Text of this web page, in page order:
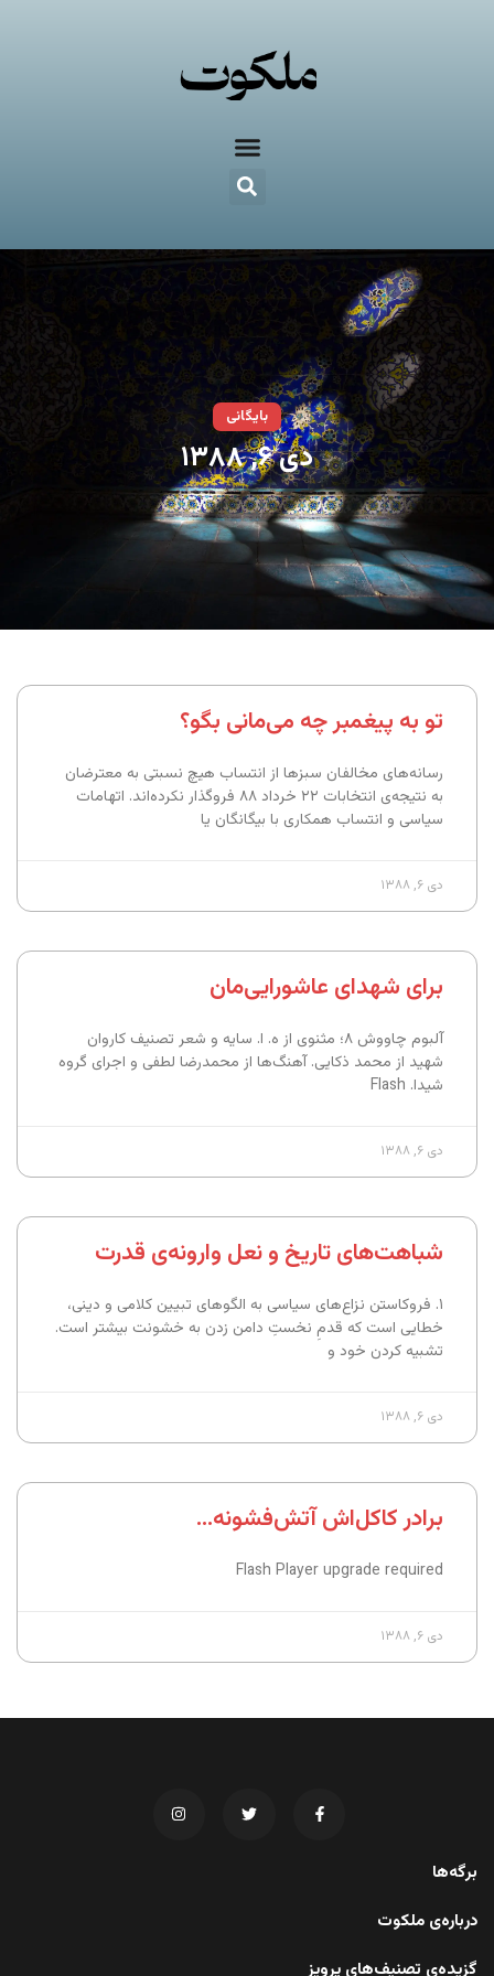
بایگانی
دی ۶, ۱۳۸۸
تو به پیغمبر چه می‌مانی بگو؟
رسانه‌های مخالفان سبزها از انتساب هیچ نسبتی به معترضان
به نتیجه‌ی انتخابات ۲۲ خرداد ۸۸ فروگذار نکرده‌اند. اتهامات
سیاسی و انتساب همکاری با بیگانگان یا
دی ۶, ۱۳۸۸
برای شهدای عاشورایی‌مان
آلبوم چاووش ۸؛‌ مثنوی از ه. ا. سایه و شعر تصنیف کاروان
شهید از محمد ذکایی. آهنگ‌ها از محمدرضا لطفی و اجرای گروه
شیدا. Flash
دی ۶, ۱۳۸۸
شباهت‌های تاریخ و نعل وارونه‌ی قدرت
۱. فروکاستن نزاع‌های سیاسی به الگوهای تبیین کلامی و دینی،
خطایی است که قدمِ نخستِ دامن زدن به خشونت بیشتر است.
تشبیه کردن خود و
دی ۶, ۱۳۸۸
برادر کاکل‌اش آتش‌فشونه…
Flash Player upgrade required
دی ۶, ۱۳۸۸
برگه‌ها
درباره‌ی ملکوت
گزیده‌ی تصنیف‌های پرویز